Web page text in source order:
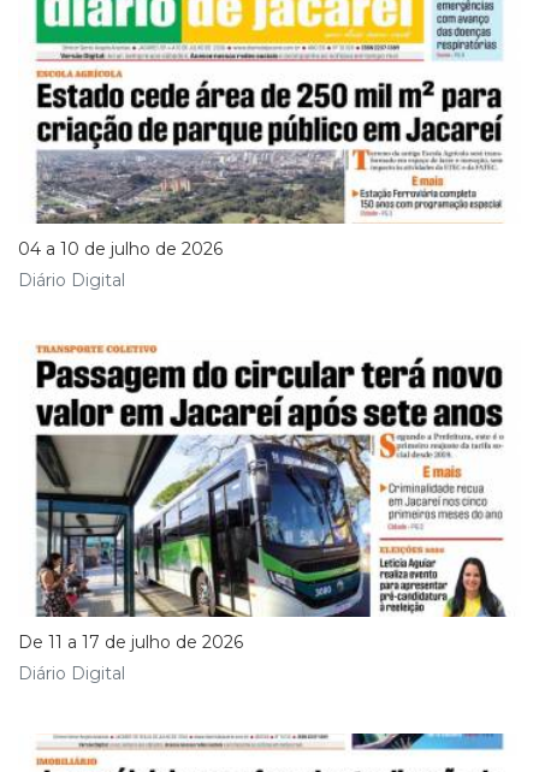
04 a 10 de julho de 2026
Diário Digital
De 11 a 17 de julho de 2026
Diário Digital